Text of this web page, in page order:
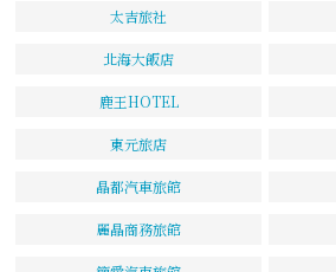
太吉旅社
北海大飯店
鹿王HOTEL
東元旅店
晶都汽車旅館
麗晶商務旅館